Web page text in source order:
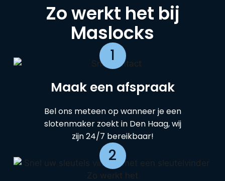
Zo werkt het bij
Maslocks
1
Maak een afspraak
Bel ons meteen op wanneer je een
slotenmaker zoekt in Den Haag, wij
zijn 24/7 bereikbaar!
2